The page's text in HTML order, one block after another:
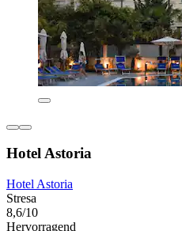
Hotel Astoria
Hotel Astoria
Stresa
8,6/10
Hervorragend